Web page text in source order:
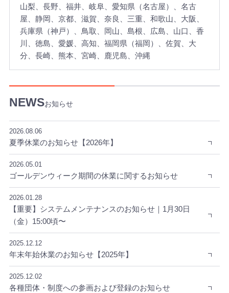
ロ
の
ス
タ
ッ
フ
が
担
い
し
ま
。
山梨、長野、福井、岐阜、愛知県（名古屋）、名古
屋、静岡、京都、滋賀、奈良、三重、和歌山、大阪、
兵庫県（神戸）、鳥取、岡山、島根、広島、山口、香
川、徳島、愛媛、高知、福岡県（福岡）、佐賀、大
分、長崎、熊本、宮崎、鹿児島、沖縄
お知らせ
夏季休業のお知らせ【2026年】
2026.08.06
ゴールデンウィーク期間の休業に関するお知らせ
2026.05.01
【重要】システムメンテナンスのお知らせ｜1月30日
（金）15:00頃〜
2026.01.28
年末年始休業のお知らせ【2025年】
2025.12.12
各種団体・制度への参画および登録のお知らせ
2025.12.02